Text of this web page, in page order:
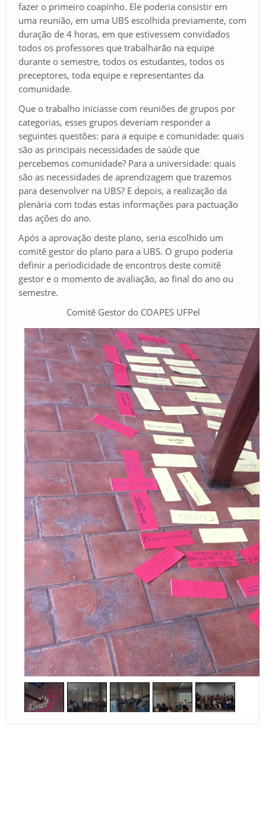
fazer o primeiro coapinho. Ele poderia consistir em
uma reunião, em uma UBS escolhida previamente, com
duração de 4 horas, em que estivessem convidados
todos os professores que trabalharão na equipe
durante o semestre, todos os estudantes, todos os
preceptores, toda equipe e representantes da
comunidade.
Que o trabalho iniciasse com reuniões de grupos por
categorias, esses grupos deveriam responder a
seguintes questões: para a equipe e comunidade: quais
são as principais necessidades de saúde que
percebemos comunidade? Para a universidade: quais
são as necessidades de aprendizagem que trazemos
para desenvolver na UBS? E depois, a realização da
plenária com todas estas informações para pactuação
das ações do ano.
Após a aprovação deste plano, seria escolhido um
comitê gestor do plano para a UBS. O grupo poderia
definir a periodicidade de encontros deste comitê
gestor e o momento de avaliação, ao final do ano ou
semestre.
Comitê Gestor do COAPES UFPel